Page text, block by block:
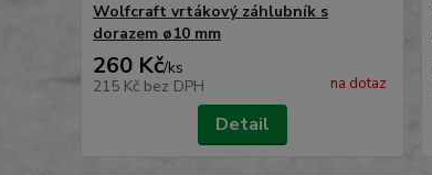
Wolfcraft vrtákový záhlubník s
dorazem ø10 mm
260 Kč/ks
215 Kč bez DPH na dotaz
Detail